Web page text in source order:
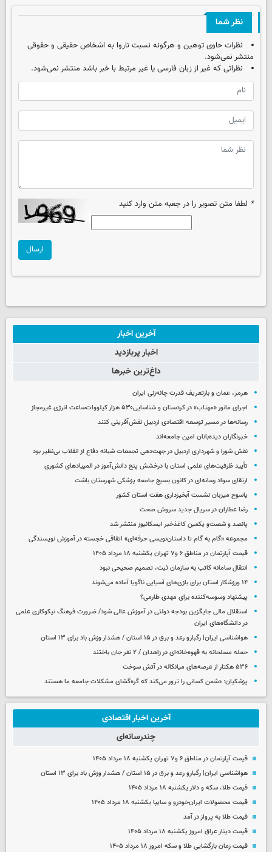
نظر شما
نظرات حاوی توهین و هرگونه نسبت ناروا به اشخاص حقیقی و حقوقی
منتشر نمی‌شود.
نظراتی که غیر از زبان فارسی یا غیر مرتبط با خبر باشد منتشر نمی‌شود.
* لطفا متن تصویر را در جعبه متن وارد کنید
ارسال
آخرین اخبار
اخبار پربازدید
داغ‌ترین خبرها
هرمز، عمان و بازتعریف قدرت چانه‌زنی ایران
اجرای مانور ‌«مهتاب» در کردستان‌ و شناسایی۵۳۰ هزار کیلووات‌ساعت انرژی غیرمجاز ‌
رسانه‌ها در مسیر توسعه اقتصادی اردبیل نقش‌آفرینی کنند
خبرنگاران دیده‌بانان امین جامعه‌اند
نقش شورا و شهرداری اردبیل در جهت‌دهی تجمعات شبانه دفاع از انقلاب بی‌نظیر بود
تأیید ظرفیت‌های علمی استان با درخشش پنج دانش‌آموز در المپیادهای کشوری
ارتقای سواد رسانه‌ای در کانون بسیج جامعه پزشکی شهرستان باشت
یاسوج میزبان نشست آبخیزداری هفت استان کشور
رضا عطاران در سریال جدید سروش صحت
پانصد و شصت‌و یکمین کاغذخبر ایسکانیوز منتشر شد
مجموعه «گام به گام تا داستان‌نویسی حرفه‌ای» اتفاقی خجسته در آموزش نویسندگی
قیمت آپارتمان در مناطق ۶ و۷ تهران یکشنبه ۱۸ مرداد ۱۴۰۵
انتقال سامانه کاتب به سازمان ثبت، تصمیم صحیحی نبود
۱۴ ورزشکار استان برای بازی‌های آسیایی ناگویا آماده می‌شوند
پیشنهاد وسوسه‌کننده برای مهدی طارمی؟
استقلال مالی جایگزین بودجه دولتی در آموزش عالی شود/ ضرورت فرهنگ نیکوکاری علمی
در دانشگاه‌های ایران
هواشناسی ایران| رگبارو رعد و برق در ۱۵ استان / هشدار وزش باد برای ۱۳ استان‌
حمله مسلحانه به قهوه‌خانه‌ای در زاهدان / ۲ نفر جان باختند
۵۳۶ هکتار از عرصه‌های میانکاله در آتش سوخت
پزشکیان: دشمن کسانی را ترور می‌کند که گره‌گشای مشکلات جامعه ما هستند
آخرین اخبار اقتصادی
چندرسانه‌ای
قیمت آپارتمان در مناطق ۶ و۷ تهران یکشنبه ۱۸ مرداد ۱۴۰۵
هواشناسی ایران| رگبارو رعد و برق در ۱۵ استان / هشدار وزش باد برای ۱۳ استان‌
قیمت طلا، سکه و دلار یکشنبه ۱۸ مرداد ۱۴۰۵
قیمت محصولات ایران‌خودرو و سایپا یکشنبه ۱۸ مرداد ۱۴۰۵
قیمت طلا به پرواز در آمد
قیمت دینار عراق امروز یکشنبه ۱۸ مرداد ۱۴۰۵
قیمت زمان بازگشایی طلا و سکه امروز ۱۸ مرداد ۱۴۰۵